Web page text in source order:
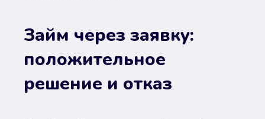
Займ через заявку:
положительное
решение и отказ